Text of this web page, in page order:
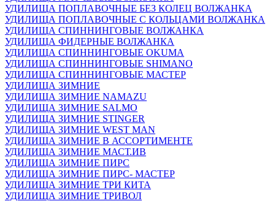
УДИЛИЩА ПОПЛАВОЧНЫЕ БЕЗ КОЛЕЦ ВОЛЖАНКА
УДИЛИЩА ПОПЛАВОЧНЫЕ С КОЛЬЦАМИ ВОЛЖАНКА
УДИЛИЩА СПИННИНГОВЫЕ ВОЛЖАНКА
УДИЛИЩА ФИДЕРНЫЕ ВОЛЖАНКА
УДИЛИЩА СПИННИНГОВЫЕ OKUMA
УДИЛИЩА СПИННИНГОВЫЕ SHIMANO
УДИЛИЩА СПИННИНГОВЫЕ МАСТЕР
УДИЛИЩА ЗИМНИЕ
УДИЛИЩА ЗИМНИЕ NAMAZU
УДИЛИЩА ЗИМНИЕ SALMO
УДИЛИЩА ЗИМНИЕ STINGER
УДИЛИЩА ЗИМНИЕ WEST MAN
УДИЛИЩА ЗИМНИЕ В АССОРТИМЕНТЕ
УДИЛИЩА ЗИМНИЕ МАСТ.ИВ
УДИЛИЩА ЗИМНИЕ ПИРС
УДИЛИЩА ЗИМНИЕ ПИРС- МАСТЕР
УДИЛИЩА ЗИМНИЕ ТРИ КИТА
УДИЛИЩА ЗИМНИЕ ТРИВОЛ